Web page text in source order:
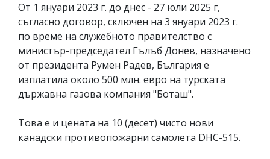
От 1 януари 2023 г. до днес - 27 юли 2025 г,
съгласно договор, сключен на 3 януари 2023 г.
по време на служебното правителство с
министър-председател Гълъб Донев, назначено
от президента Румен Радев, България е
изплатила около 500 млн. евро на турската
държавна газова компания "Боташ".
Това е и цената на 10 (десет) чисто нови
канадски противопожарни самолета DHC-515.